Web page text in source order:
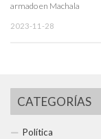
armado en Machala
2023-11-28
CATEGORÍAS
Política